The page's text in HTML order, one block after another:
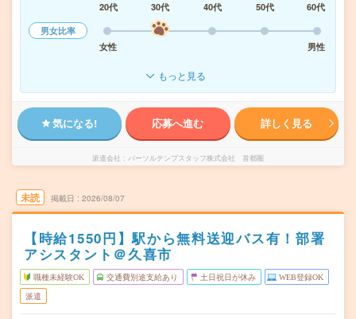
20代
30代 40代 50代
60代
男女比率
女性
男性
もっと見る
気になる! 応募へ進む 詳しく見る
派遣会社 パーソルテンプスタッフ株式会社 首都圏
未読 掲載日 2026/08/07
【時給1550円】駅から無料送迎バス有！部署
アシスタント＠久喜市
職種未経験OK 交通費別途支給あり 土日祝日が休み WEB登録OK
派遣